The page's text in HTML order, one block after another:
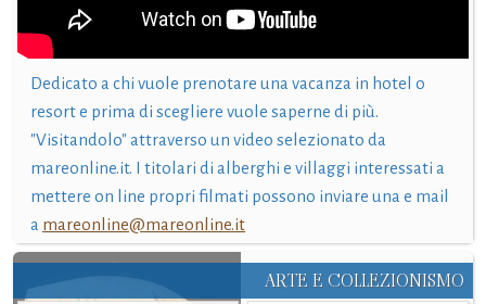
Dedicato a chi vuole prenotare una vacanza in hotel o
resort e prima di scegliere vuole saperne di più.
"Visitandolo" attraverso un video selezionato da
mareonline.it. I titolari di alberghi e villaggi interessati a
mettere on line propri filmati possono inviare una e mail
a mareonline@mareonline.it
ARTE E COLLEZIONISMO